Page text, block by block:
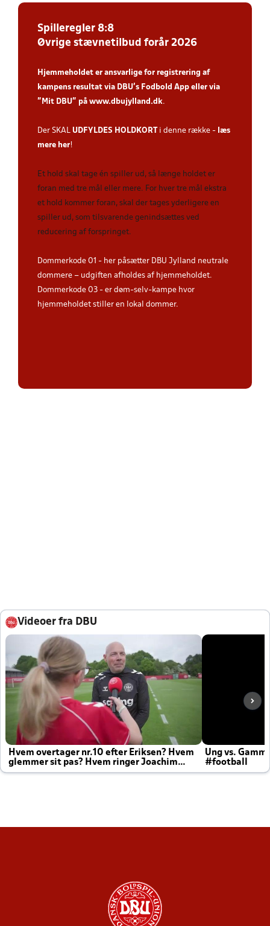
Spilleregler 8:8
Øvrige stævnetilbud forår 2026
Hjemmeholdet er ansvarlige for registrering af
kampens resultat via DBU’s Fodbold App eller via
”Mit DBU” på www.dbujylland.dk.
Der SKAL UDFYLDES HOLDKORTi denne række - læs
mere her!
Et hold skal tage én spiller ud, så længe holdet er
foran med tre mål eller mere. For hver tre mål ekstra
et hold kommer foran, skal der tages yderligere en
spiller ud, som tilsvarende genindsættes ved
reducering af forspringet.
Dommerkode 01 - her påsætter DBU Jylland neutrale
dommere – udgiften afholdes af hjemmeholdet.
Dommerkode 03 - er døm-selv-kampe hvor
hjemmeholdet stiller en lokal dommer.
Videoer fra DBU
Hvem overtager nr.10 efter Eriksen? Hvem
glemmer sit pas? Hvem ringer Joachim
altid til efter kampe?
Ung vs.
#football